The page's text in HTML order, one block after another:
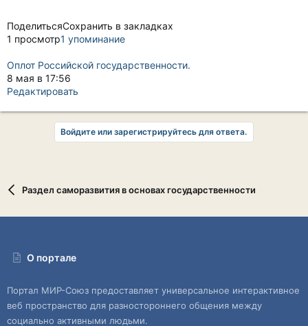
ПоделитьсяСохранить в закладках
1 просмотр1 упоминание
Оплот Российской государственности.
8 мая в 17:56
Редактировать
Войдите или зарегистрируйтесь для ответа.
Раздел саморазвития в основах государственности
О портале
Портал МИР-Союз предоставляет универсальное интерактивное
веб пространство для разностороннего общения между
социально активными людьми.